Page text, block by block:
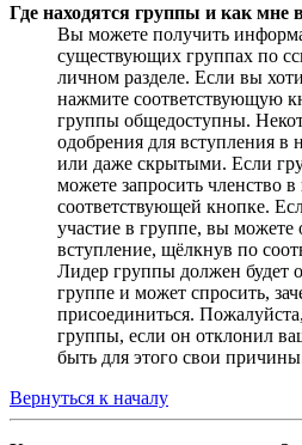
Где находятся группы и как мне
Вы можете получить
существующих группах по
личном разделе. Если вы
нажмите соответствующую
группы общедоступны.
одобрения для вступления
или даже скрытыми. Если
можете запросить членство
соответствующей кнопке.
участие в группе, вы можете
вступление, щёлкнув по
Лидер группы должен будет
группе и может спросить,
присоединиться.
группы, если он отклонил
быть для этого свои
Вернуться к началу